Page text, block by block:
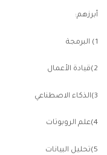
أبرزهم:
1) البرمجة
2)قيادة الأعمال
3) الذكاء الاصطناعي
4)علم الروبوتات
5)تحليل البيانات